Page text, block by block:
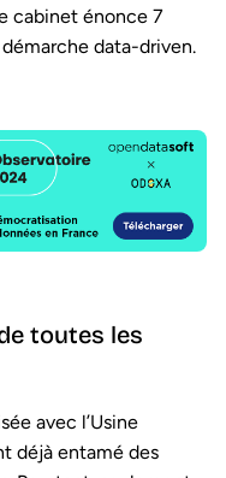
cabinet énonce 7
data-driven.
toutes les
avec l’Usine
déjà entamé des